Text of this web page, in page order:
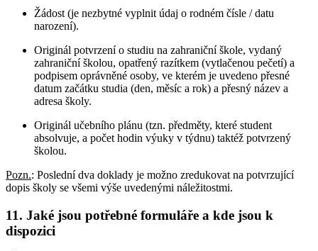
Žádost (je nezbytné vyplnit údaj o rodném čísle / datu
narození).
Originál potvrzení o studiu na zahraniční škole, vydaný
zahraniční školou, opatřený razítkem (vytlačenou pečetí) a
podpisem oprávněné osoby, ve kterém je uvedeno přesné
datum začátku studia (den, měsíc a rok) a přesný název a
adresa školy.
Originál učebního plánu (tzn. předměty, které student
absolvuje, a počet hodin výuky v týdnu) taktéž potvrzený
školou.
Pozn.: Poslední dva doklady je možno zredukovat na potvrzující
dopis školy se všemi výše uvedenými náležitostmi.
11. Jaké jsou potřebné formuláře a kde jsou k
dispozici